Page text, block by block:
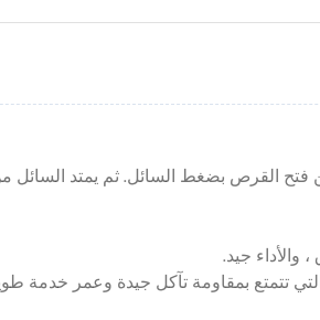
القرص بضغط السائل. ثم يمتد السائل